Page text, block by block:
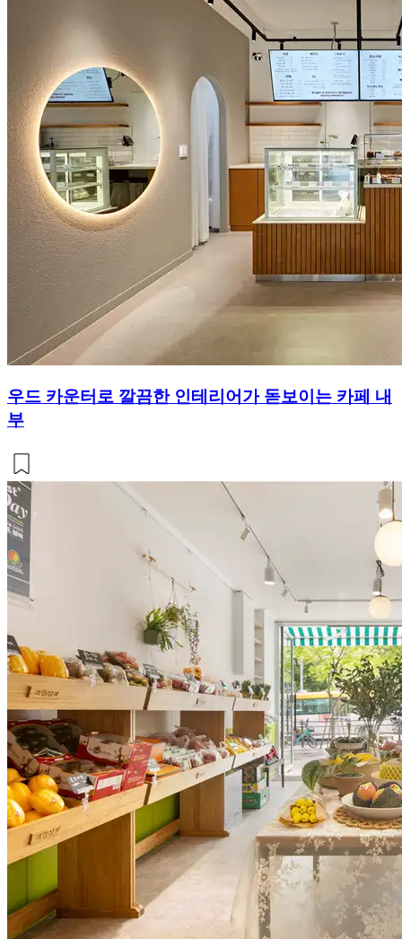
우드 카운터로 깔끔한 인테리어가 돋보이는 카페 내
부